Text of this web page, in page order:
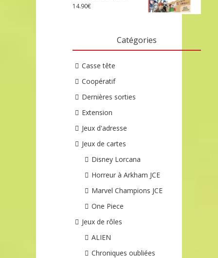
14.90€
Catégories
Casse tête
Coopératif
Dernières sorties
Extension
Jeux d'adresse
Jeux de cartes
Disney Lorcana
Horreur à Arkham JCE
Marvel Champions JCE
One Piece
Jeux de rôles
ALIEN
Chroniques oubliées